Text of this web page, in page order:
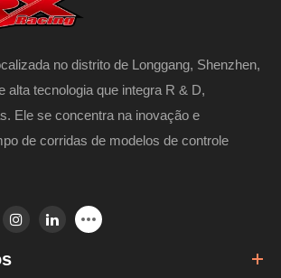
no distrito de Longgang, Shenzhen,
alta tecnologia que integra R & D,
Ele se concentra na inovação e
de corridas de modelos de controle